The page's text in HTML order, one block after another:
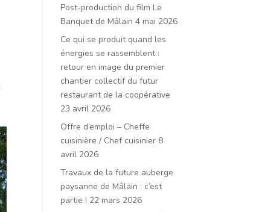
Post-production du film Le
Banquet de Mâlain 4 mai 2026
Ce qui se produit quand les
énergies se rassemblent :
retour en image du premier
chantier collectif du futur
restaurant de la coopérative
23 avril 2026
Offre d’emploi – Cheffe
cuisinière / Chef cuisinier 8
avril 2026
Travaux de la future auberge
paysanne de Mâlain : c’est
partie ! 22 mars 2026